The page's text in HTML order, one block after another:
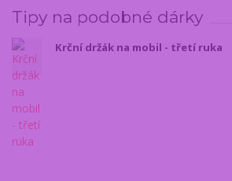
Tipy na podobné dárky
Krční držák na mobil - třetí ruka